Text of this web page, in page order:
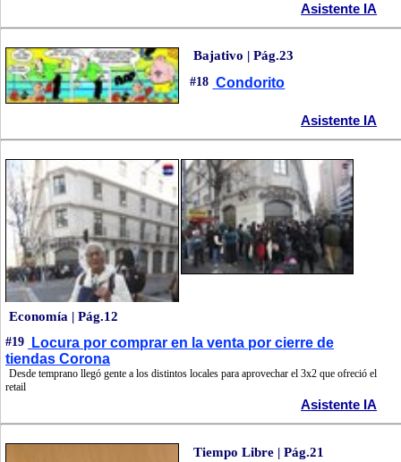
Asistente IA
Bajativo | Pág.23
#18 Condorito
Asistente IA
Economía | Pág.12
#19
Locura por comprar en la venta por cierre de
tiendas Corona
Desde temprano llegó gente a los distintos locales para aprovechar el 3x2 que ofreció el
retail
Asistente IA
Tiempo Libre | Pág.21